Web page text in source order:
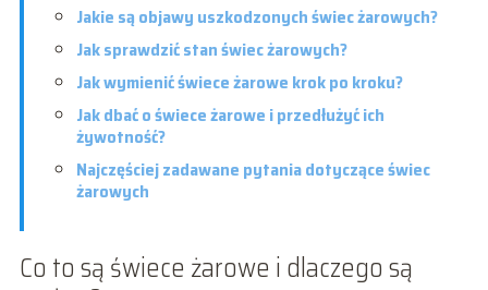
Jakie są objawy uszkodzonych świec żarowych?
Jak sprawdzić stan świec żarowych?
Jak wymienić świece żarowe krok po kroku?
Jak dbać o świece żarowe i przedłużyć ich
żywotność?
Najczęściej zadawane pytania dotyczące świec
żarowych
Co to są świece żarowe i dlaczego są